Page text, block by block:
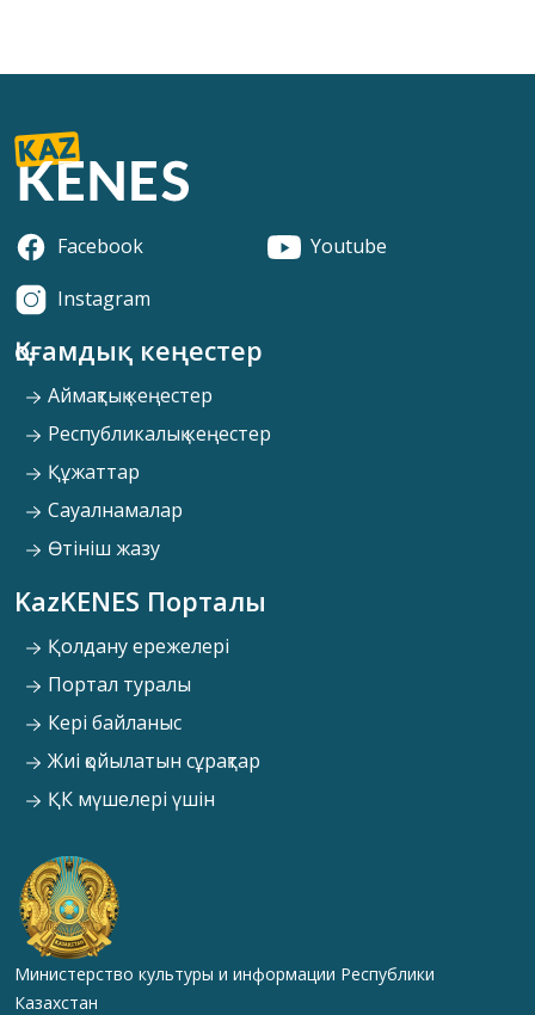
Facebook
Youtube
Instagram
Қоғамдық кеңестер
Аймақтық кеңестер
Республикалық кеңестер
Құжаттар
Сауалнамалар
Өтініш жазу
KazKENES Порталы
Қолдану ережелері
Портал туралы
Кері байланыс
Жиі қойылатын сұрақтар
ҚК мүшелері үшін
Министерство культуры и информации Республики
Казахстан